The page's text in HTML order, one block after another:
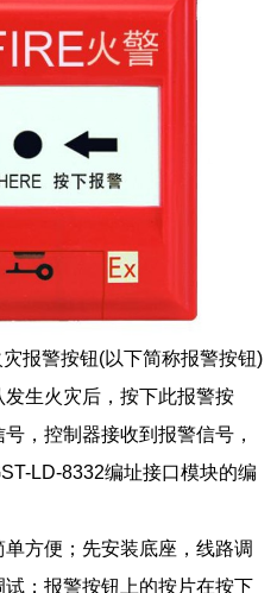
报警按钮(以下简称报警按钮)
生火灾后，按下此报警按
，控制器接收到报警信号，
LD-8332编址接口模块的编
方便；先安装底座，线路调
；报警按钮上的按片在按下